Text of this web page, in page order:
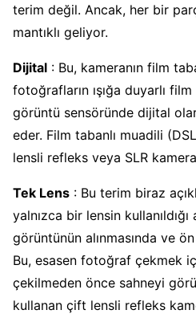
terim değil. Ancak, her bir
mantıklı geliyor.
Dijital : Bu, kameranın film
fotoğrafların ışığa duyarlı
görüntü sensöründe dijital
eder. Film tabanlı muadili
lensli refleks veya SLR
Tek Lens : Bu terim biraz
yalnızca bir lensin
görüntünün alınmasında ve
Bu, esasen fotoğraf çekmek
çekilmeden önce sahneyi
kullanan çift lensli refleks